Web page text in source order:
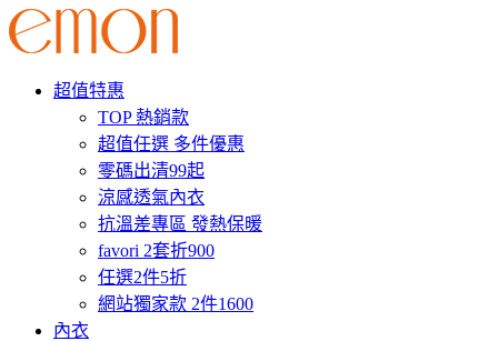
超值特惠
TOP 熱銷款
超值任選 多件優惠
零碼出清99起
涼感透氣內衣
抗溫差專區 發熱保暖
favori 2套折900
任選2件5折
網站獨家款 2件1600
內衣